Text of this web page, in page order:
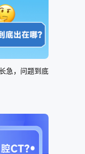
急，问题到底